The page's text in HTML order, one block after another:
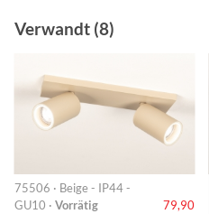
Verwandt (8)
75506 · Beige - IP44 -
GU10 · Vorrätig 79,90